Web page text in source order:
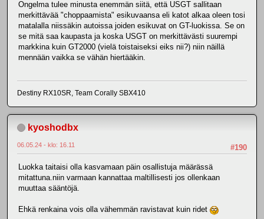
Ongelma tulee minusta enemmän siitä, että USGT sallitaan
merkittävää "choppaamista" esikuvaansa eli katot alkaa oleen tosi
matalalla niissäkin autoissa joiden esikuvat on GT-luokissa. Se on
se mitä saa kaupasta ja koska USGT on merkittävästi suurempi
markkina kuin GT2000 (vielä toistaiseksi eiks nii?) niin näillä
mennään vaikka se vähän hiertääkin.
Destiny RX10SR, Team Corally SBX410
kyoshodbx
#190
06.05.24 - klo: 16.11
Luokka taitaisi olla kasvamaan päin osallistuja määrässä
mitattuna.niin varmaan kannattaa maltillisesti jos ollenkaan
muuttaa sääntöjä.
Ehkä renkaina vois olla vähemmän ravistavat kuin ridet